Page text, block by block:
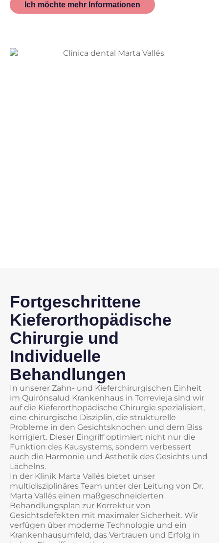
Ich möchte mehr Informationen
Fortgeschrittene
Kieferorthopädische
Chirurgie und
Individuelle
Behandlungen
In unserer Zahn- und Kieferchirurgischen Einheit
im Quirónsalud Krankenhaus in Torrevieja sind wir
auf die Kieferorthopädische Chirurgie spezialisiert,
eine chirurgische Disziplin, die strukturelle
Probleme in den Gesichtsknochen und dem Biss
korrigiert. Dieser Eingriff optimiert nicht nur die
Funktion des Kausystems, sondern verbessert
auch die Harmonie und Ästhetik des Gesichts und
Lächelns.
In der Klinik Marta Vallés bietet unser
multidisziplinäres Team unter der Leitung von Dr.
Marta Vallés einen maßgeschneiderten
Behandlungsplan zur Korrektur von
Gesichtsdefekten mit maximaler Sicherheit. Wir
verfügen über moderne Technologie und ein
Krankenhausumfeld, das Vertrauen und Erfolg in